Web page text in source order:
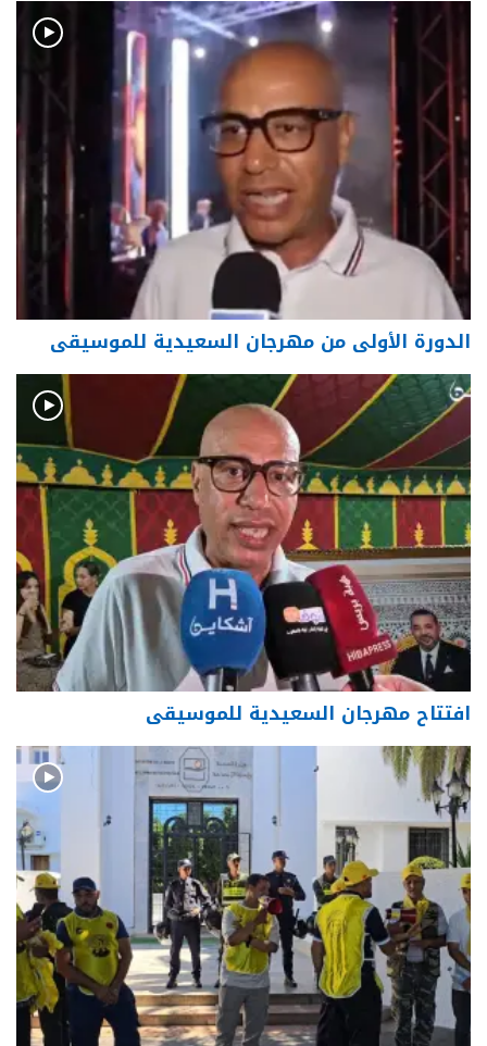
الدورة الأولى من مهرجان السعيدية للموسيقى
افتتاح مهرجان السعيدية للموسيقى